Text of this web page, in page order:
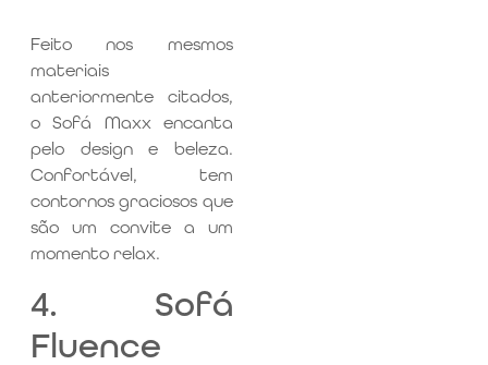
Feito nos mesmos
materiais
anteriormente citados,
o Sofá Maxx encanta
pelo design e beleza.
Confortável, tem
contornos graciosos que
são um convite a um
momento relax.
4. Sofá
Fluence